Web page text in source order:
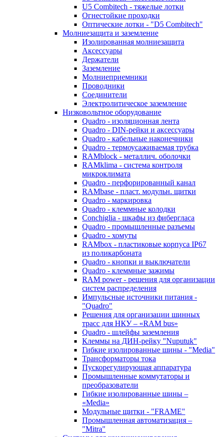
U5 Combitech - тяжелые лотки
Огнестойкие проходки
Оптические лотки - "D5 Combitech"
Молниезащита и заземление
Изолированная молниезащита
Аксессуары
Держатели
Заземление
Молниеприемники
Проводники
Соединители
Электролитическое заземление
Низковольтное оборудование
Quadro - изоляционная лента
Quadro - DIN-рейки и аксессуары
Quadro - кабельные наконечники
Quadro - термоусаживаемая трубка
RAMblock - металлич. оболочки
RAMklima - система контроля
микроклимата
Quadro - перфорированный канал
RAMbase - пласт. модульн. щитки
Quadro - маркировка
Quadro - клеммные колодки
Conchiglia - шкафы из фибергласа
Quadro - промышленные разъемы
Quadro - хомуты
RAMbox - пластиковые корпуса IP67
из поликарбоната
Quadro - кнопки и выключатели
Quadro - клеммные зажимы
RAM power - решения для организации
систем распределения
Импульсные источники питания -
"Quadro"
Решения для организации шинных
трасс для НКУ – «RAM bus»
Quadro - шлейфы заземления
Клеммы на ДИН-рейку "Nuputuk"
Гибкие изолированные шины - "Media"
Трансформаторы тока
Пускорегулирующая аппаратура
Промышленные коммутаторы и
преобразователи
Гибкие изолированные шины –
«Media»
Модульные щитки - "FRAME"
Промышленная автоматизация –
"Mitra"